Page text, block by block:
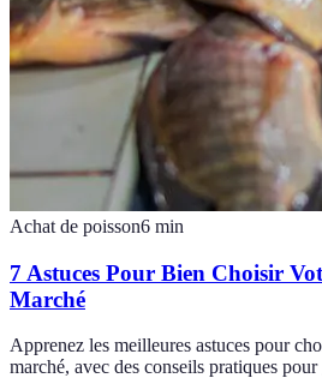
Achat de poisson6 min
7 Astuces Pour Bien Choisir
Marché
Apprenez les meilleures astuces pour
marché, avec des conseils pratiques